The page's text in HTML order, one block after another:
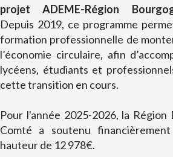
projet ADEME-Région
Depuis 2019, ce programme
formation professionnelle de
l’économie circulaire, afin
lycéens, étudiants et
cette transition en cours.
Pour l'année 2025-2026, la Région
Comté a soutenu
hauteur de 12 978€.